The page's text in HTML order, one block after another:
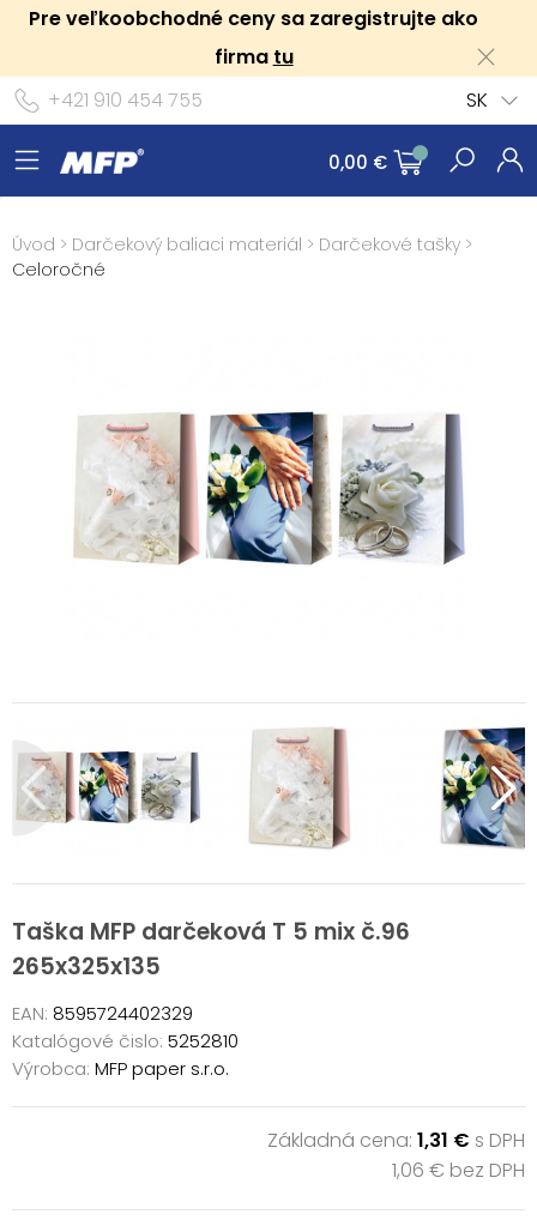
Pre veľkoobchodné ceny sa zaregistrujte ako
firma tu
+421 910 454 755
SK
0,00 €
Úvod > Darčekový baliaci materiál > Darčekové tašky >
Celoročné
Taška MFP darčeková T 5 mix č.96
265x325x135
EAN: 8595724402329
Katalógové čislo: 5252810
Výrobca: MFP paper s.r.o.
Základná cena: 1,31 € s DPH
1,06 € bez DPH